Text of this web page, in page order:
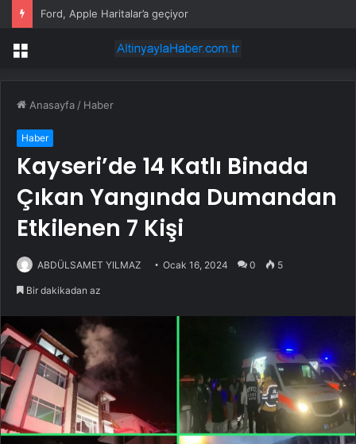
Ford, Apple Haritalar’a geçiyor
Menü
Anasayfa / Haber
Haber
Kayseri’de 14 Katlı Binada
Çıkan Yangında Dumandan
Etkilenen 7 Kişi
ABDÜLSAMET YILMAZ Ocak 16, 2024 0 5
Bir dakikadan az